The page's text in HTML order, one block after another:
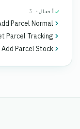
أفعال · 3
Parcel Normal
Parcel Tracking
Add Parcel Stock